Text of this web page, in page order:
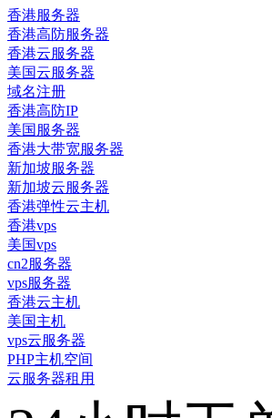
香港服务器
香港高防服务器
香港云服务器
美国云服务器
域名注册
香港高防IP
美国服务器
香港大带宽服务器
新加坡服务器
新加坡云服务器
香港弹性云主机
香港vps
美国vps
cn2服务器
vps服务器
香港云主机
美国主机
vps云服务器
PHP主机空间
云服务器租用